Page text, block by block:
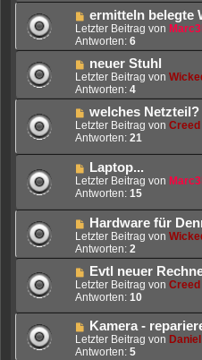
ermitteln belegte
Letzter Beitrag von Marc3l
Antworten: 6
neuer Stuhl
Letzter Beitrag von
Antworten: 4
welches Netzteil?
Letzter Beitrag von Creed
Antworten: 21
Laptop...
Letzter Beitrag von
Antworten: 15
Hardware für
Letzter Beitrag von
Antworten: 2
Evtl neuer
Letzter Beitrag von Creed
Antworten: 10
Kamera -
Letzter Beitrag von Daniel
Antworten: 5